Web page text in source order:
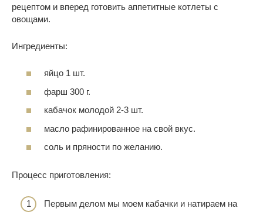
рецептом и вперед готовить аппетитные котлеты с
овощами.
Ингредиенты:
яйцо 1 шт.
фарш 300 г.
кабачок молодой 2-3 шт.
масло рафинированное на свой вкус.
соль и пряности по желанию.
Процесс приготовления:
Первым делом мы моем кабачки и натираем на